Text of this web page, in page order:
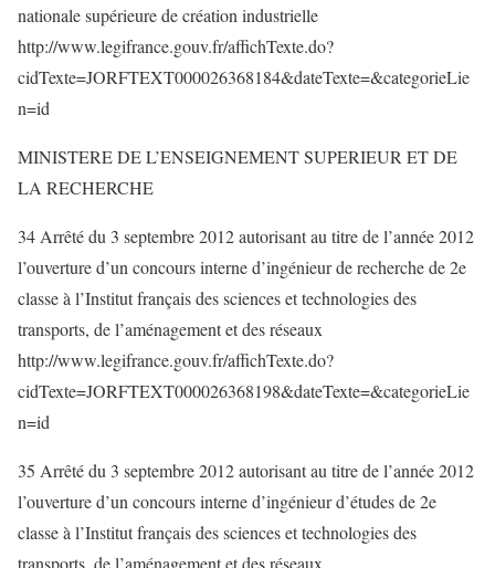
nationale supérieure de création industrielle
http://www.legifrance.gouv.fr/affichTexte.do?
cidTexte=JORFTEXT000026368184&dateTexte=&categorieLie
n=id
MINISTERE DE L’ENSEIGNEMENT SUPERIEUR ET DE
LA RECHERCHE
34 Arrêté du 3 septembre 2012 autorisant au titre de l’année 2012
l’ouverture d’un concours interne d’ingénieur de recherche de 2e
classe à l’Institut français des sciences et technologies des
transports, de l’aménagement et des réseaux
http://www.legifrance.gouv.fr/affichTexte.do?
cidTexte=JORFTEXT000026368198&dateTexte=&categorieLie
n=id
35 Arrêté du 3 septembre 2012 autorisant au titre de l’année 2012
l’ouverture d’un concours interne d’ingénieur d’études de 2e
classe à l’Institut français des sciences et technologies des
transports, de l’aménagement et des réseaux